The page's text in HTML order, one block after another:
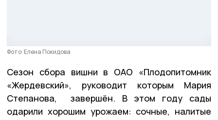
Фото: Елена Покидова
Сезон сбора вишни в ОАО «Плодопитомник
«Жердевский», руководит которым Мария
Степанова, завершён. В этом году сады
одарили хорошим урожаем: сочные, налитые